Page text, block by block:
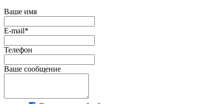
Ваше имя
E-mail*
Телефон
Ваше сообщение